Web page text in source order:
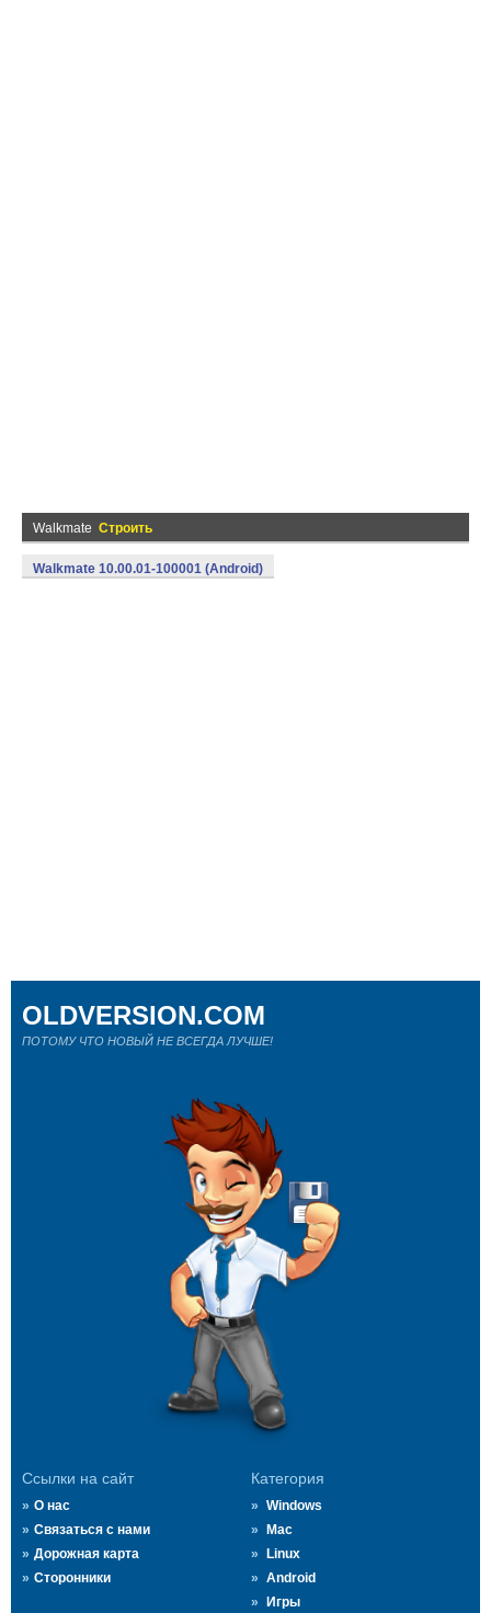
Walkmate Строить
Walkmate 10.00.01-100001 (Android)
Ссылки на сайт
О нас
Связаться с нами
Дорожная карта
Сторонники
Категория
Windows
Mac
Linux
Android
Игры
OLDVERSION.COM
ПОТОМУ ЧТО НОВЫЙ НЕ ВСЕГДА ЛУЧШЕ!